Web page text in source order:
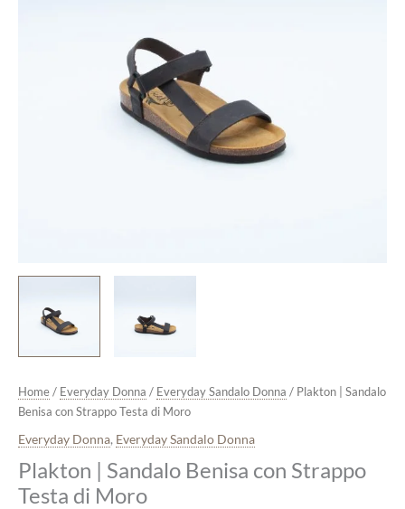
Home / Everyday Donna / Everyday Sandalo Donna / Plakton | Sandalo
Benisa con Strappo Testa di Moro
Everyday Donna, Everyday Sandalo Donna
Plakton | Sandalo Benisa con Strappo
Testa di Moro